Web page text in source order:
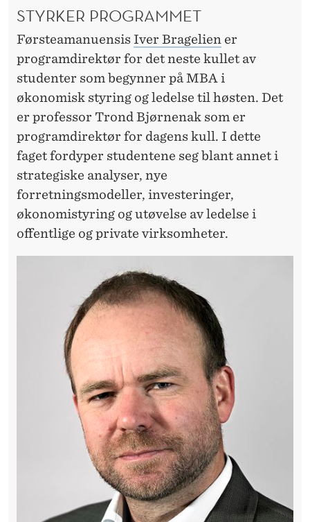
STYRKER PROGRAMMET
Førsteamanuensis Iver Bragelien er
programdirektør for det neste kullet av
studenter som begynner på MBA i
økonomisk styring og ledelse til høsten. Det
er professor Trond Bjørnenak som er
programdirektør for dagens kull. I dette
faget fordyper studentene seg blant annet i
strategiske analyser, nye
forretningsmodeller, investeringer,
økonomistyring og utøvelse av ledelse i
offentlige og private virksomheter.